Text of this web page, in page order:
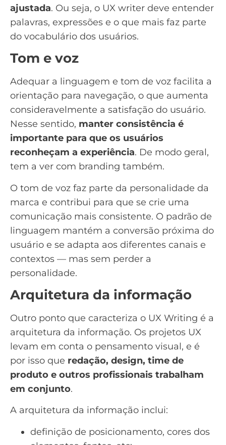
ajustada. Ou seja, o UX writer deve entender
palavras, expressões e o que mais faz parte
do vocabulário dos usuários.
Tom e voz
Adequar a linguagem e tom de voz facilita a
orientação para navegação, o que aumenta
consideravelmente a satisfação do usuário.
Nesse sentido, manter consistência é
importante para que os usuários
reconheçam a experiência. De modo geral,
tem a ver com branding também.
O tom de voz faz parte da personalidade da
marca e contribui para que se crie uma
comunicação mais consistente. O padrão de
linguagem mantém a conversão próxima do
usuário e se adapta aos diferentes canais e
contextos — mas sem perder a
personalidade.
Arquitetura da informação
Outro ponto que caracteriza o UX Writing é a
arquitetura da informação. Os projetos UX
levam em conta o pensamento visual, e é
por isso que redação, design, time de
produto e outros profissionais trabalham
em conjunto.
A arquitetura da informação inclui:
definição de posicionamento, cores dos